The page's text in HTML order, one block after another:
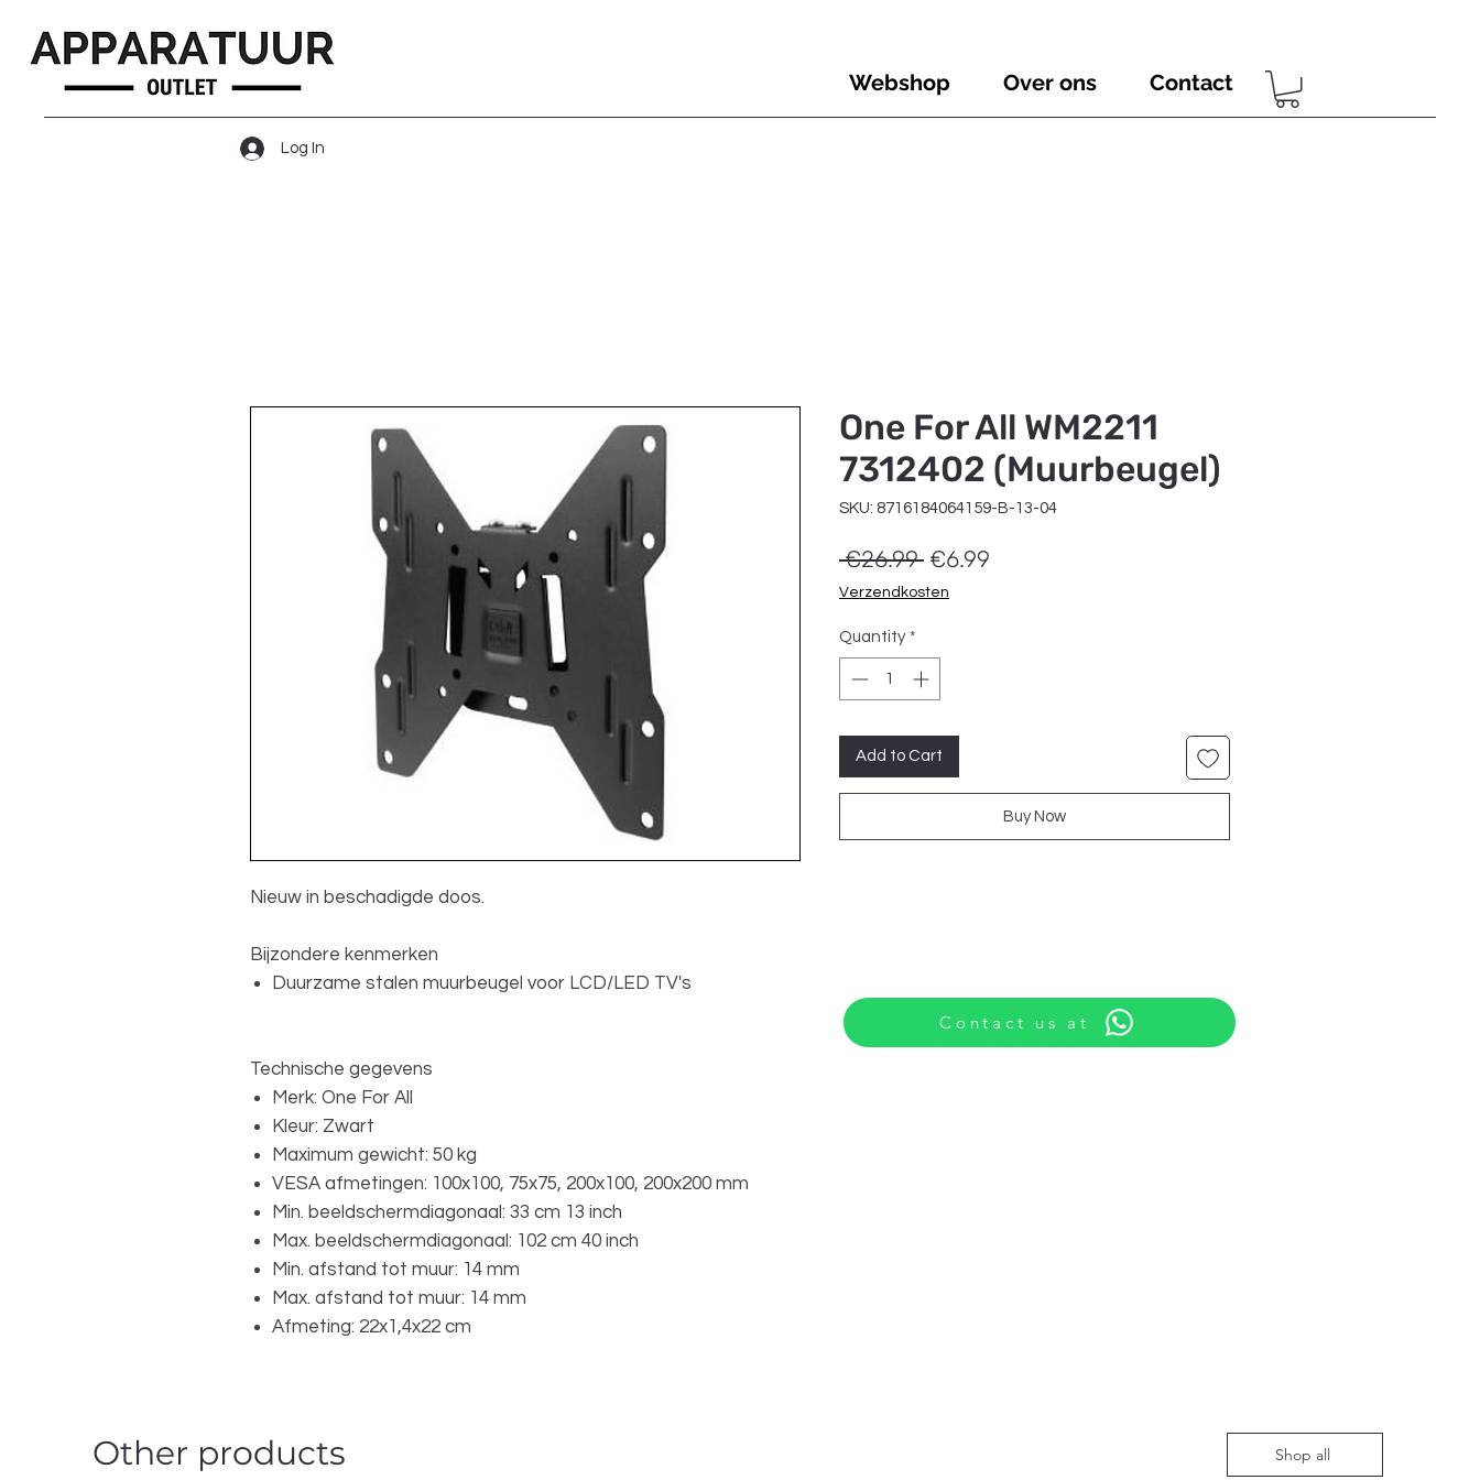
Log In
Webshop Over ons Contact
Nieuw in beschadigde doos.
Bijzondere kenmerken
Duurzame stalen muurbeugel voor LCD/LED TV's
Technische gegevens
Merk: One For All
Kleur: Zwart
Maximum gewicht: 50 kg
VESA afmetingen: 100x100, 75x75, 200x100, 200x200 mm
Min. beeldschermdiagonaal: 33 cm 13 inch
Max. beeldschermdiagonaal: 102 cm 40 inch
Min. afstand tot muur: 14 mm
Max. afstand tot muur: 14 mm
Afmeting: 22x1,4x22 cm
One For All WM2211
7312402 (Muurbeugel)
SKU: 8716184064159-B-13-04
€26.99 Regular
Price
€6.99
Verzendkosten
Quantity *
Add to Cart
Buy Now
Contact us at
Other products Shop all